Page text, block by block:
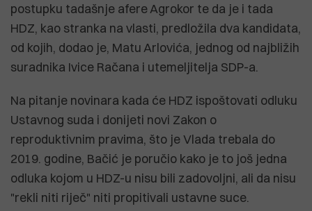
postupku tadašnje afere Agrokor te da je i tada
HDZ, kao stranka na vlasti, predložila dva kandidata,
od kojih, dodao je, Matu Arlovića, jednog od najbližih
suradnika Ivice Račana i utemeljitelja SDP-a.
Na pitanje novinara kada će HDZ ispoštovati odluku
Ustavnog suda i donijeti novi Zakon o
reproduktivnim pravima, što je Vlada trebala do
2019. godine, Bačić je poručio kako je to još jedna
odluka kojom u HDZ-u nisu bili zadovoljni, ali da nisu
"rekli niti riječ" niti propitivali ustavne suce.